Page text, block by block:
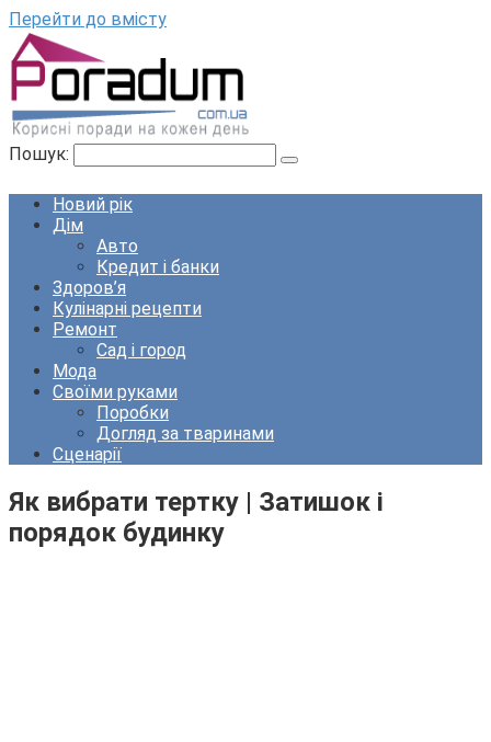
Перейти до вмісту
Пошук:
Новий рік
Дім
Авто
Кредит і банки
Здоров’я
Кулінарні рецепти
Ремонт
Сад і город
Мода
Своїми руками
Поробки
Догляд за тваринами
Сценарії
Як вибрати тертку | Затишок і
порядок будинку